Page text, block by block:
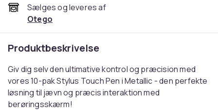
Sælges og leveres af
Otego
Produktbeskrivelse
Giv dig selv den ultimative kontrol og præcision med
vores 10-pak Stylus Touch Pen i Metallic - den perfekte
løsning til jævn og præcis interaktion med
berøringsskærm!